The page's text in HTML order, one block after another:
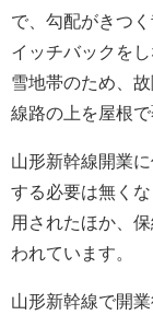
で、勾配がきつ
イッチバックを
雪地帯のため、
線路の上を屋根
山形新幹線開業
する必要は無く
用されたほか、
われています。
山形新幹線で開